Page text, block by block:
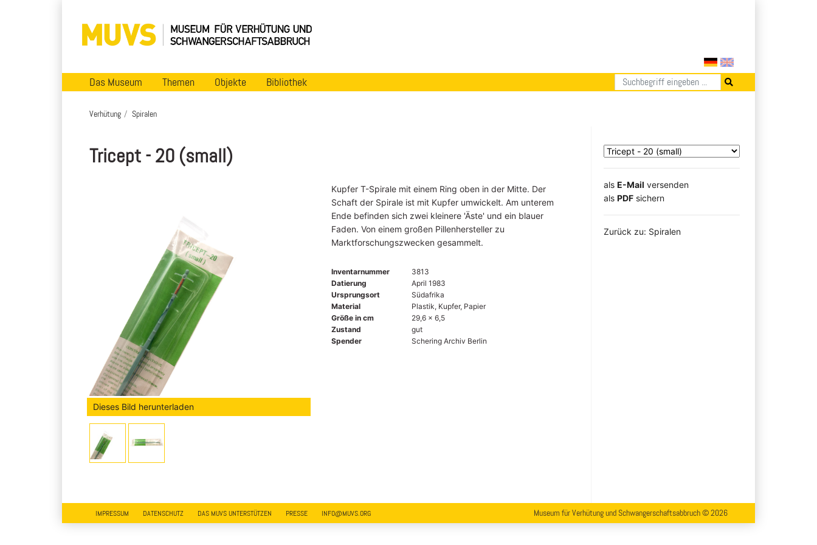
Das Museum Themen Objekte Bibliothek
Verhütung Spiralen
Tricept - 20 (small)
Dieses Bild herunterladen
Kupfer T-Spirale mit einem Ring oben in der Mitte. Der
Schaft der Spirale ist mit Kupfer umwickelt. Am unterem
Ende befinden sich zwei kleinere 'Äste' und ein blauer
Faden. Von einem großen Pillenhersteller zu
Marktforschungszwecken gesammelt.
Inventarnummer
3813
Datierung
April 1983
Ursprungsort
Südafrika
Material
Plastik, Kupfer, Papier
Größe in cm
29,6 x 6,5
Zustand
gut
Spender
Schering Archiv Berlin
als E-Mail versenden
​​​​​​​​​​​​​​​​​als PDF sichern
Zurück zu: Spiralen
IMPRESSUM DATENSCHUTZ DAS MUVS UNTERSTÜTZEN PRESSE INFO@MUVS.ORG Museum für Verhütung und Schwangerschaftsabbruch © 2026